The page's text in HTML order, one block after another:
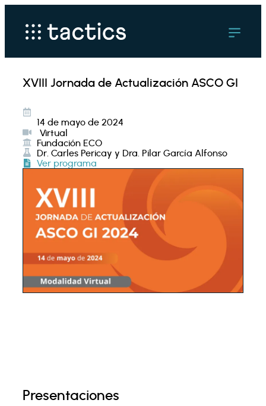
XVIII Jornada de Actualización ASCO GI
14 de mayo de 2024
Virtual
Fundación ECO
Dr. Carles Pericay y Dra. Pilar García Alfonso
Ver programa
Presentaciones